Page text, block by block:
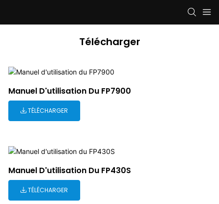
Télécharger
Manuel D'utilisation Du FP7900
TÉLÉCHARGER
Manuel D'utilisation Du FP430S
TÉLÉCHARGER